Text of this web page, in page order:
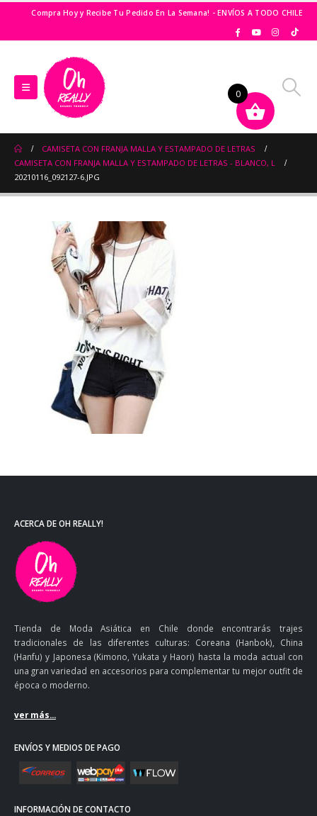
Compra Hoy y Recibe Tu Pedido En La Semana! - ENVÍOS A TODO CHILE
CAMISETA CON FRANJA MALLA Y ESTAMPADO DE LETRAS
CAMISETA CON FRANJA MALLA Y ESTAMPADO DE LETRAS - BLANCO, L
20210116_092127-6.JPG
ACERCA DE OH REALLY!
Tienda de Moda Asiática en Chile donde encontrarás trajes
tradicionales de las diferentes culturas: Coreana (Hanbok), China
(Hanfu) y Japonesa (Kimono, Yukata y Haori) hasta la moda actual con
una gran variedad en accesorios para complementar tu mejor outfit de
época o moderno.
ver más...
ENVÍOS Y MEDIOS DE PAGO
INFORMACIÓN DE CONTACTO
0